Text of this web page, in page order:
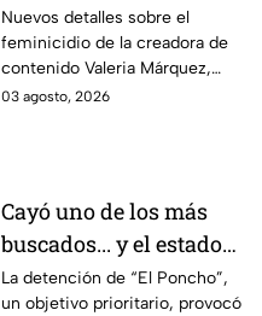
asesinato de la
influencer Valeria
Márquez
Nuevos detalles sobre el
feminicidio de la creadora de
contenido Valeria Márquez,
relacionan el crimen con el
03 agosto, 2026
Cayó uno de los más
buscados... y el estado
respondió con fuego
La detención de “El Poncho”,
un objetivo prioritario, provocó